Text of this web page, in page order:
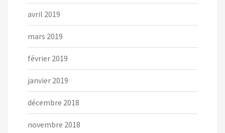
avril 2019
mars 2019
février 2019
janvier 2019
décembre 2018
novembre 2018